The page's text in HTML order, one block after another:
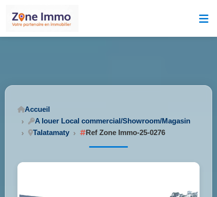
Accueil
A louer Local commercial/Showroom/Magasin
Talatamaty
Ref Zone Immo-25-0276